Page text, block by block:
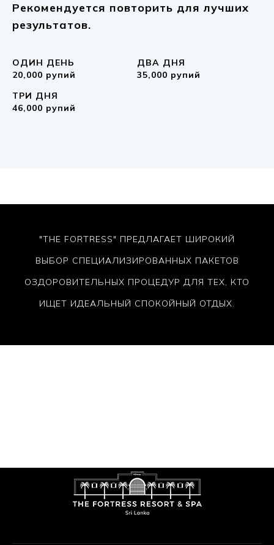
Рекомендуется повторить для лучших
результатов.
ОДИН ДЕНЬ
20,000 рупий
ДВА ДНЯ
35,000 рупий
ТРИ ДНЯ
46,000 рупий
"THE FORTRESS" ПРЕДЛАГАЕТ ШИРОКИЙ
ВЫБОР СПЕЦИАЛИЗИРОВАННЫХ ПАКЕТОВ
ОЗДОРОВИТЕЛЬНЫХ ПРОЦЕДУР ДЛЯ ТЕХ, КТО
ИЩЕТ ИДЕАЛЬНЫЙ СПОКОЙНЫЙ ОТДЫХ.